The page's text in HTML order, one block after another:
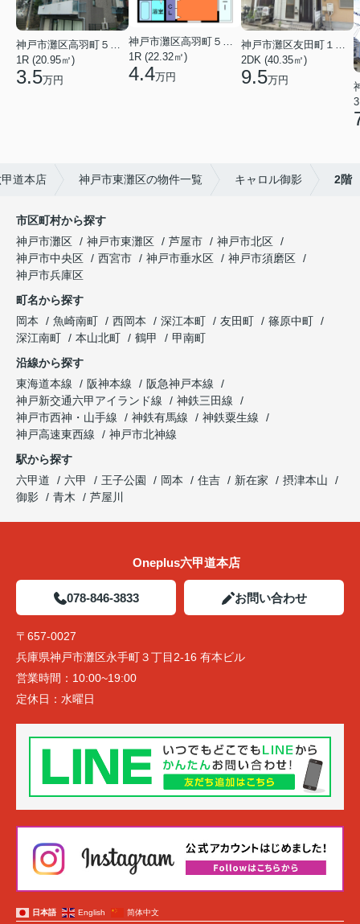
1R (20.95㎡)
3.5万円
1R (22.32㎡)
4.4万円
2DK (40.35㎡)
9.5万円
道本店 神戸市東灘区の物件一覧 キャロル御影 2階
市区町村から探す
神戸市灘区
神戸市東灘区 芦屋市
神戸市北区
神戸市中央区
西宮市 神戸市垂水区
神戸市須磨区
神戸市兵庫区
町名から探す
岡本
魚崎南町 西岡本 深江本町 友田町
篠原中町
深江南町
本山北町 鶴甲
甲南町
沿線から探す
東海道本線
阪神本線
阪急神戸本線
神戸新交通六甲アイランド線
神鉄三田線
神戸市西神・山手線
神鉄有馬線
神鉄粟生線
神戸高速東西線
神戸市北神線
駅から探す
六甲道
六甲 王子公園 岡本 住吉 新在家
摂津本山
御影
青木 芦屋川
Oneplus六甲道本店
078-846-3833 お問い合わせ
〒657-0027
兵庫県神戸市灘区永手町３丁目2-16 有本ビル
営業時間： 10:00~19:00
定休日： 水曜日
日本語 English 简体中文